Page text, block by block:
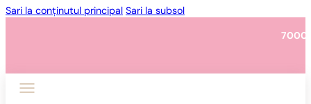
Sari la conținutul principal Sari la subsol
7000